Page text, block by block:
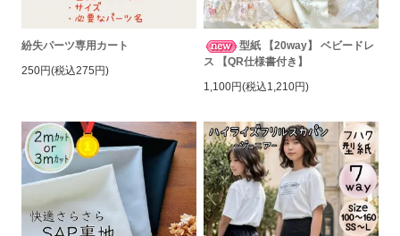
紛失パーツ専用カート
250円(税込275円)
型紙 【20way】 ベビードレ
ス 【QR仕様書付き】
1,100円(税込1,210円)